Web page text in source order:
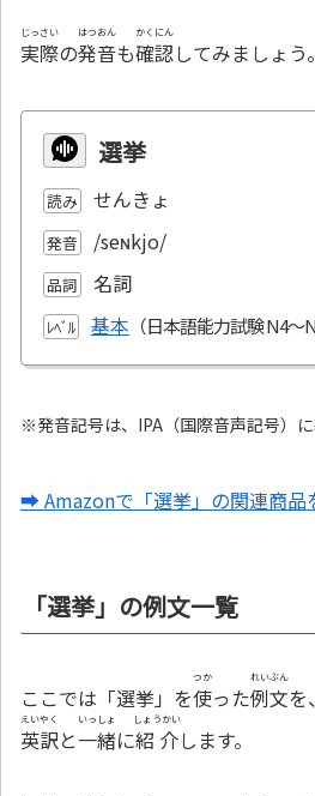
実際
じっさい
の発音
はつおん
も確認
かくにん
してみましょう。
選挙
読み せんきょ
発音 /seɴkjo/
品詞 名詞
ﾚﾍﾞﾙ 基本
※発音記号は、IPA（国際音声記号）に
➡ Amazonで「選挙」の関連商品
「選挙」の例文一覧
ここでは「選挙」を使
つか
った例文
れいぶん
を
英訳
えいやく
と一緒
いっしょ
に紹介
しょうかい
します。